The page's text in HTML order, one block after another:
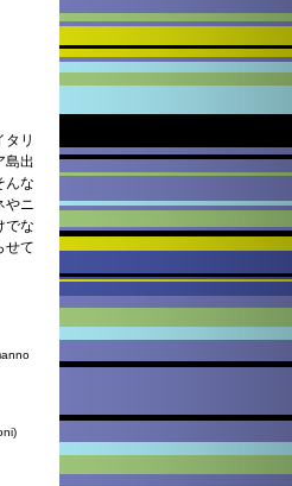
リ
島出
んな
やニ
でな
せて